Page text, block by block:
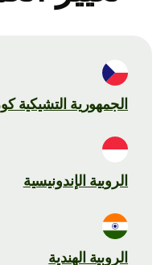
الجمهورية التشيكية
الروبية الإندونيسية
الروبية الهندية